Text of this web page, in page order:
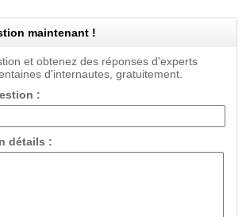
maintenant !
et obtenez des réponses d'experts
d'internautes, gratuitement.
:
détails :